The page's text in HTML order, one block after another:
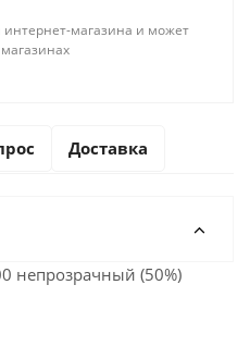
интернет-магазина и может
Доставка
непрозрачный (50%)